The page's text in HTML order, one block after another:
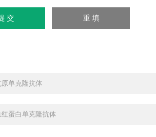
单克隆抗体
蛋白单克隆抗体